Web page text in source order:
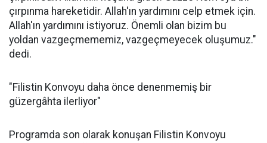
çırpınma hareketidir. Allah'ın yardımını celp etmek için.
Allah'ın yardımını istiyoruz. Önemli olan bizim bu
yoldan vazgeçmememiz, vazgeçmeyecek oluşumuz."
dedi.
"Filistin Konvoyu daha önce denenmemiş bir
güzergâhta ilerliyor"
Programda son olarak konuşan Filistin Konvoyu